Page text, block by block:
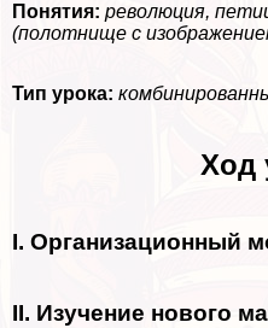
Понятия: революция,
(полотнище с
Тип урока:
Ход
I. Организационный
II. Изучение нового